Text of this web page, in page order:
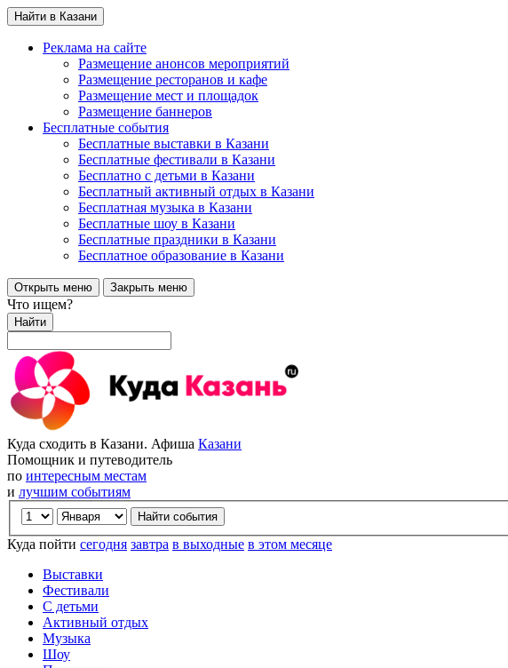
Найти в Казани
Реклама на сайте
Размещение анонсов мероприятий
Размещение ресторанов и кафе
Размещение мест и площадок
Размещение баннеров
Бесплатные события
Бесплатные выставки в Казани
Бесплатные фестивали в Казани
Бесплатно с детьми в Казани
Бесплатный активный отдых в Казани
Бесплатная музыка в Казани
Бесплатные шоу в Казани
Бесплатные праздники в Казани
Бесплатное образование в Казани
Открыть меню Закрыть меню
Что ищем?
Найти
Куда сходить в Казани. Афиша Казани
Помощник и путеводитель
по интересным местам
и лучшим событиям
Куда пойти сегодня завтра в выходные в этом месяце
Выставки
Фестивали
С детьми
Активный отдых
Музыка
Шоу